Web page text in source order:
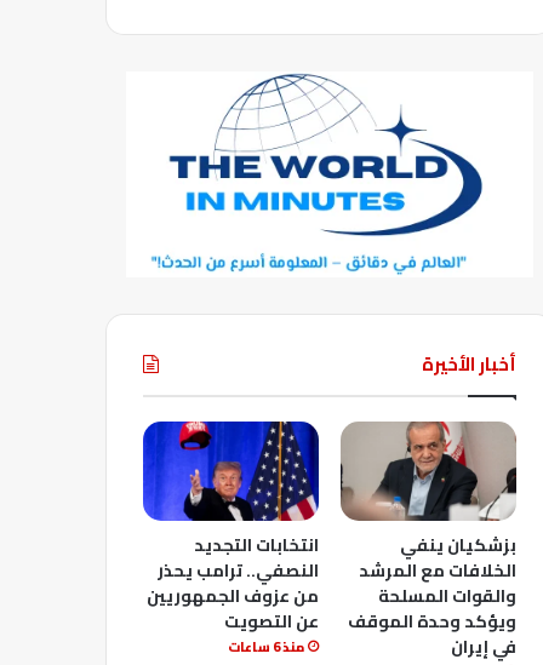
أخبار الأخيرة
بزشكيان ينفي
الخلافات مع المرشد
والقوات المسلحة
ويؤكد وحدة الموقف
في إيران
انتخابات التجديد
النصفي.. ترامب يحذر
من عزوف الجمهوريين
عن التصويت
منذ 6 ساعات